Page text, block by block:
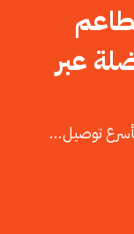
عبر
توصيل...